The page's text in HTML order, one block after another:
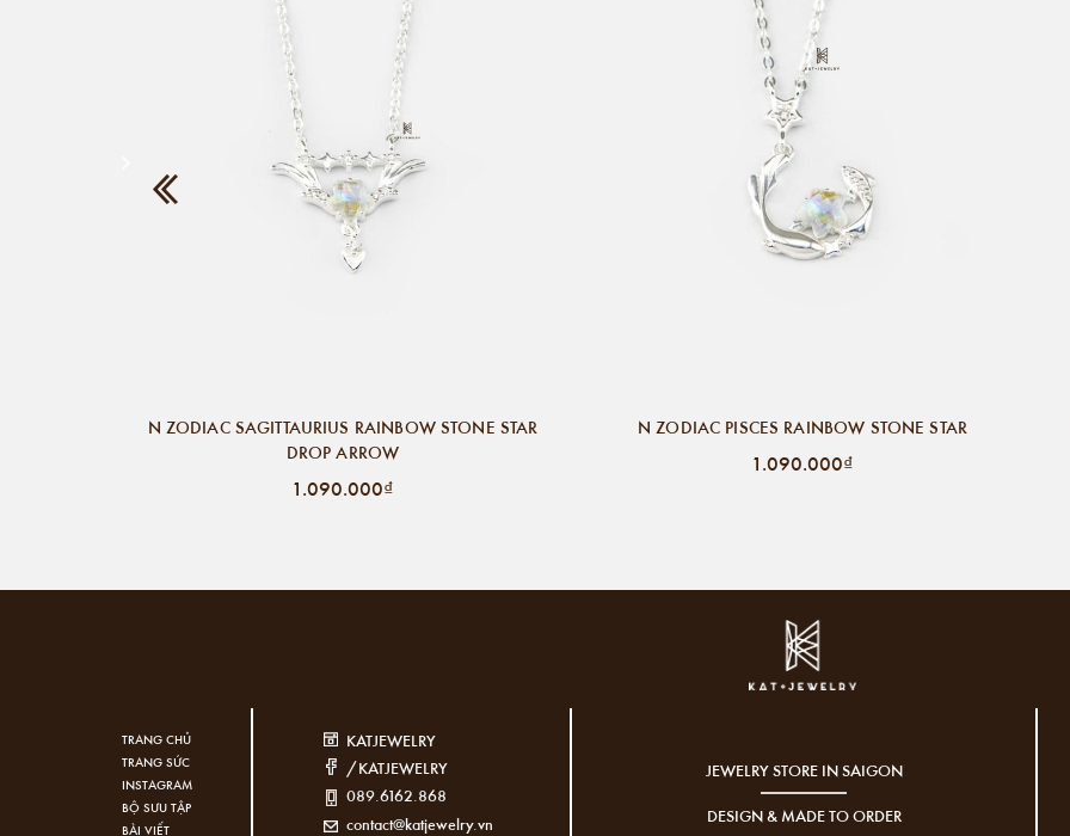
N ZODIAC SAGITTAURIUS RAINBOW STONE STAR
DROP ARROW
1.090.000₫
N ZODIAC PISCES RAINBOW STONE STAR
1.090.000₫
TRANG CHỦ
TRANG SỨC
INSTAGRAM
BỘ SƯU TẬP
BÀI VIẾT
KATJEWELRY
/KATJEWELRY
089.6162.868
contact@katjewelry.vn
JEWELRY STORE IN SAIGON
DESIGN & MADE TO ORDER